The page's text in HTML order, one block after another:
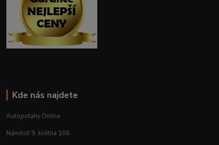
Kde nás najdete
Autopotahy.Online
Náměstí 9. května 106